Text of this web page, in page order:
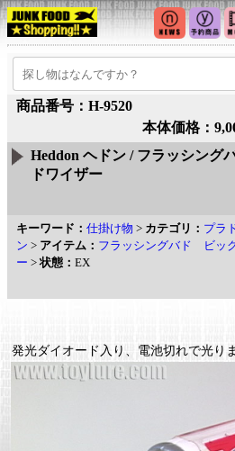
商品番号：H-9520
本体価格：
Heddon ヘドン / フラッシン
ドワイザー
キーワード： 仕掛け物 > カテゴリ： プラ
ン > アイテム： フラッシングバド ビッ
ー >状態： EX
発光ダイオード入り、電池切れで光り